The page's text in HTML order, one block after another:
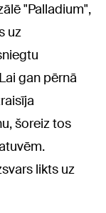
"Palladium",
uz
gan pērnā
šoreiz tos
likts uz